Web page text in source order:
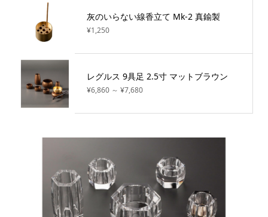
灰のいらない線香立て Mk-2 真鍮製
¥1,250
レグルス 9具足 2.5寸 マットブラウン
¥6,860 ～ ¥7,680